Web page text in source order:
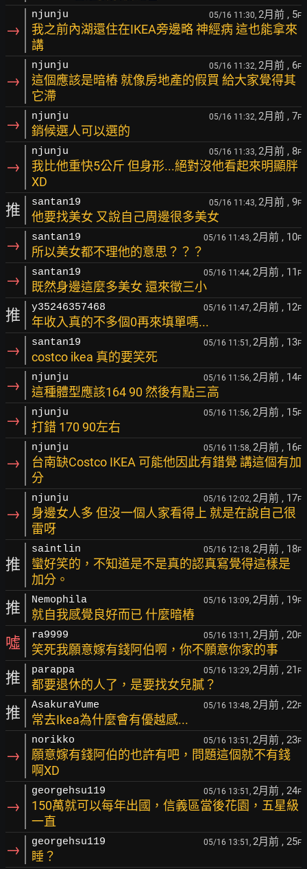
→
njunju 05/16 11:30, 2月前 , 5F
我之前內湖還住在IKEA旁邊略 神經病 這也能拿來
講
→
njunju 05/16 11:32, 2月前 , 6F
這個應該是暗樁 就像房地產的假買 給大家覺得其
它滯
→ njunju 05/16 11:32, 2月前 , 7F
銷候選人可以選的
→
njunju 05/16 11:33, 2月前 , 8F
我比他重快5公斤 但身形...絕對沒他看起來明顯胖
XD
推 santan19 05/16 11:43, 2月前 , 9F
他要找美女 又說自己周邊很多美女
→ santan19 05/16 11:43, 2月前 , 10F
所以美女都不理他的意思？？？
→ santan19 05/16 11:44, 2月前 , 11 F
既然身邊這麼多美女 還來徵三小
推 y35246357468 05/16 11:47, 2月前 , 12F
年收入真的不多個0再來填單嗎...
→ santan19 05/16 11:51, 2月前 , 13F
costco ikea 真的要笑死
→ njunju 05/16 11:56, 2月前 , 14F
這種體型應該164 90 然後有點三高
→ njunju 05/16 11:56, 2月前 , 15F
打錯 170 90左右
→
njunju 05/16 11:58, 2月前 , 16F
台南缺Costco IKEA 可能他因此有錯覺 講這個有加
分
→
njunju 05/16 12:02, 2月前 , 17F
身邊女人多 但沒一個人家看得上 就是在說自己很
雷呀
推
saintlin 05/16 12:18, 2月前 , 18F
蠻好笑的，不知道是不是真的認真寫覺得這樣是
加分。
推 Nemophila 05/16 13:09, 2月前 , 19F
就自我感覺良好而已 什麼暗樁
噓 ra9999 05/16 13:11, 2月前 , 20F
笑死我願意嫁有錢阿伯啊，你不願意你家的事
推 parappa 05/16 13:29, 2月前 , 21 F
都要退休的人了，是要找女兒膩？
推 AsakuraYume 05/16 13:48, 2月前 , 22F
常去Ikea為什麼會有優越感...
→
norikko 05/16 13:51, 2月前 , 23F
願意嫁有錢阿伯的也許有吧，問題這個就不有錢
啊XD
→
georgehsu119 05/16 13:51, 2月前 , 24F
150萬就可以每年出國，信義區當後花園，五星級
一直
→ georgehsu119 05/16 13:51, 2月前 , 25F
睡？